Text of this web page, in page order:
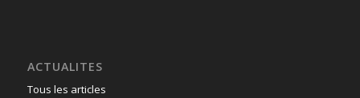
ACTUALITES
Tous les articles